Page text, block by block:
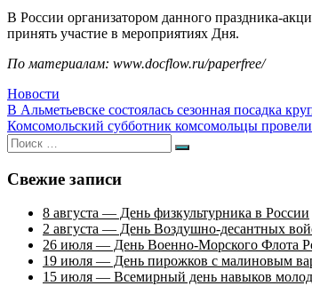
В России организатором данного праздника-
принять участие в мероприятиях Дня.
По материалам: www.docflow.ru/paperfree/
Новости
Навигация
по
записям
В Альметьевске состоялась сезонная посадка
Комсомольский субботник комсомольцы
Искать:
Поиск
Свежие записи
8 августа — День физкультурника в России
2 августа — День Воздушно-десантных
26 июля — День Военно-Морского Флота
19 июля — День пирожков с малиновым
15 июля — Всемирный день навыков